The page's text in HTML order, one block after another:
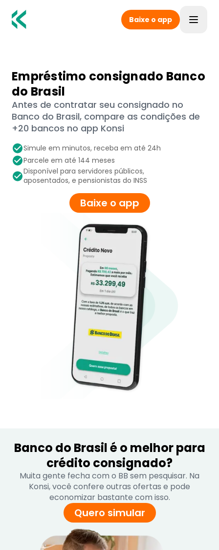
Baixe o app
Empréstimo consignado Banco
do Brasil
Antes de contratar seu consignado no
Banco do Brasil, compare as condições de
+20 bancos no app Konsi
Simule em minutos, receba em até 24h
Parcele em até 144 meses
Disponível para servidores públicos,
aposentados, e pensionistas do INSS
Baixe o app
Banco do Brasil é o melhor para
crédito consignado?
Muita gente fecha com o BB sem pesquisar. Na
Konsi, você confere outras ofertas e pode
economizar bastante com isso.
Quero simular